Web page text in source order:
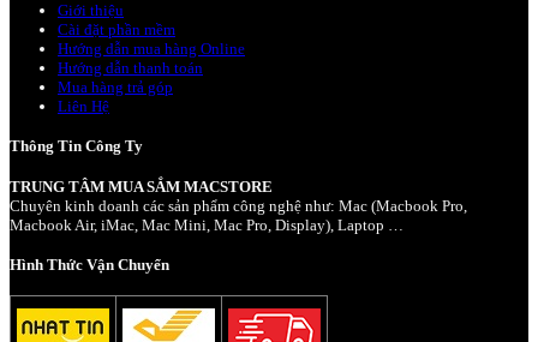
Giới thiệu
Cài đặt phần mềm
Hướng dẫn mua hàng Online
Hướng dẫn thanh toán
Mua hàng trả góp
Liên Hệ
Thông Tin Công Ty
TRUNG TÂM MUA SẮM MACSTORE
Chuyên kinh doanh các sản phẩm công nghệ như: Mac (Macbook Pro,
Macbook Air, iMac, Mac Mini, Mac Pro, Display), Laptop …
Hình Thức Vận Chuyển